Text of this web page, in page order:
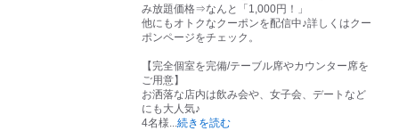
み放題価格⇒なんと「1,000円！」
他にもオトクなクーポンを配信中♪詳しくはクー
ポンページをチェック。
【完全個室を完備/テーブル席やカウンター席を
ご用意】
お洒落な店内は飲み会や、女子会、デートなど
にも大人気♪
4名様...続きを読む